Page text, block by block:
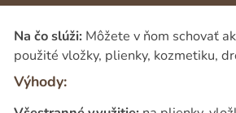
Na čo slúži:Môžete v ňom schovať
použité vložky, plienky, kozmetiku,
Výhody: